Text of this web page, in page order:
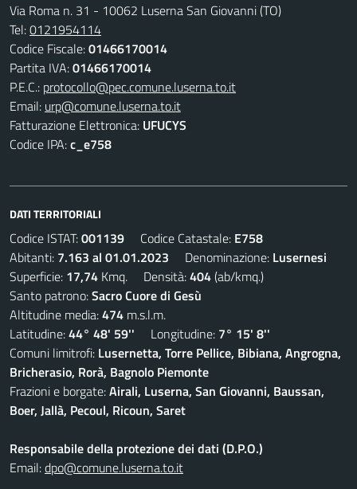
Via Roma n. 31 - 10062 Luserna San Giovanni (TO)
Tel:0121954114
Codice Fiscale:01466170014
Partita IVA:01466170014
P.E.C.: protocollo@pec.comune.luserna.to.it
Email: urp@comune.luserna.to.it
Fatturazione Elettronica: UFUCYS
Codice IPA:c_e758
DATI TERRITORIALI
Codice ISTAT:001139 Codice Catastale: E758
Abitanti: 7.163 al 01.01.2023 Denominazione: Lusernesi
Superficie: 17,74 Kmq. Densità:404(ab/kmq.)
Santo patrono:Sacro Cuore di Gesù
Altitudine media:474 m.s.l.m.
Latitudine:44° 48' 59'' Longitudine: 7° 15' 8''
Comuni limitrofi: Lusernetta, Torre Pellice, Bibiana, Angrogna,
Bricherasio, Rorà, Bagnolo Piemonte
Frazioni e borgate:Airali, Luserna, San Giovanni, Baussan,
Boer, Jallà, Pecoul, Ricoun, Saret
Responsabile della protezione dei dati (D.P.O.)
Email:dpo@comune.luserna.to.it